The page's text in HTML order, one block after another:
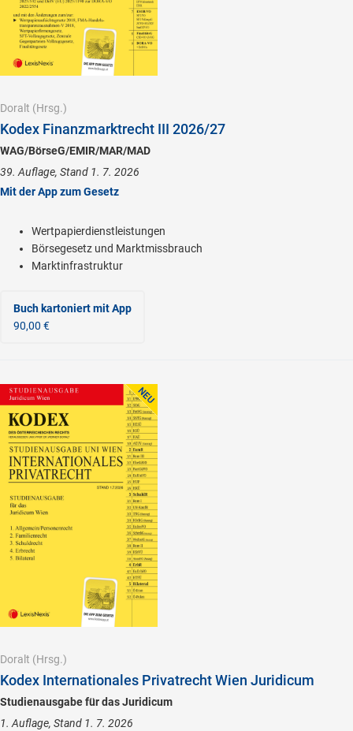
Doralt (Hrsg.)
Kodex Finanzmarktrecht III 2026/27
WAG/BörseG/EMIR/MAR/MAD
39. Auflage, Stand 1. 7. 2026
Mit der App zum Gesetz
Wertpapierdienstleistungen
Börsegesetz und Marktmissbrauch
Marktinfrastruktur
Buch kartoniertmit App
90,00 €
Doralt (Hrsg.)
Kodex Internationales Privatrecht Wien Juridicum
Studienausgabe für das Juridicum
1. Auflage, Stand 1. 7. 2026